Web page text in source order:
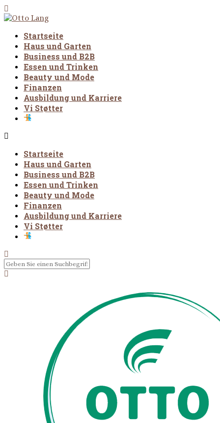
Startseite
Haus und Garten
Business und B2B
Essen und Trinken
Beauty und Mode
Finanzen
Ausbildung und Karriere
Vi Støtter
Startseite
Haus und Garten
Business und B2B
Essen und Trinken
Beauty und Mode
Finanzen
Ausbildung und Karriere
Vi Støtter